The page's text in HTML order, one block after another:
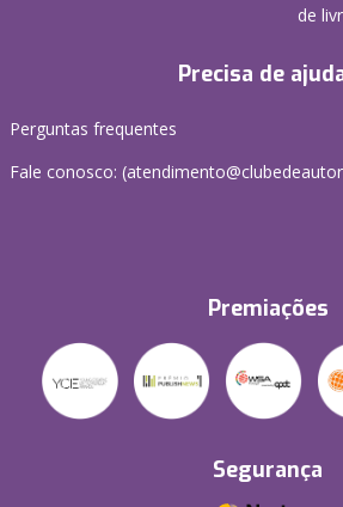
de
Precisa de
Perguntas frequentes
Fale conosco:
Premiações
Segurança